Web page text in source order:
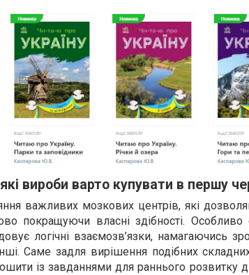
вироби варто купувати в першу
важливих мозкових центрів, які
покращуючи власні здібності.
логічні взаємозв’язки, намагаючись
Саме задля вирішення подібних
із завданнями для раннього розвитку